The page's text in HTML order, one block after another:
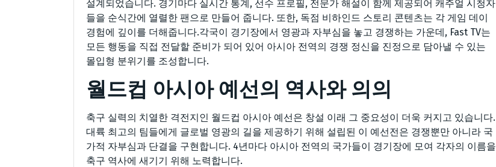
설계되었습니다. 경기마다 실시간 통계, 선수 프로필, 전문가 해설이 함께 제공되어 캐주얼 시청자
들을 순식간에 열렬한 팬으로 만들어 줍니다. 또한, 독점 비하인드 스토리 콘텐츠는 각 게임 데이
경험에 깊이를 더해줍니다.각국이 경기장에서 영광과 자부심을 놓고 경쟁하는 가운데, Fast TV는
모든 행동을 직접 전달할 준비가 되어 있어 아시아 전역의 경쟁 정신을 진정으로 담아낼 수 있는
몰입형 분위기를 조성합니다.
월드컵 아시아 예선의 역사와 의의
축구 실력의 치열한 격전지인 월드컵 아시아 예선은 창설 이래 그 중요성이 더욱 커지고 있습니다.
대륙 최고의 팀들에게 글로벌 영광의 길을 제공하기 위해 설립된 이 예선전은 경쟁뿐만 아니라 국
가적 자부심과 단결을 구현합니다. 4년마다 아시아 전역의 국가들이 경기장에 모여 각자의 이름을
축구 역사에 새기기 위해 노력합니다.